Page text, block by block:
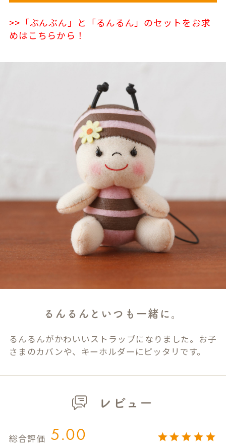
>>「ぶんぶん」と「るんるん」のセットをお求
めはこちらから！
るんるんといつも一緒に。
るんるんがかわいいストラップになりました。お子
さまのカバンや、キーホルダーにピッタリです。
レビュー
5.00